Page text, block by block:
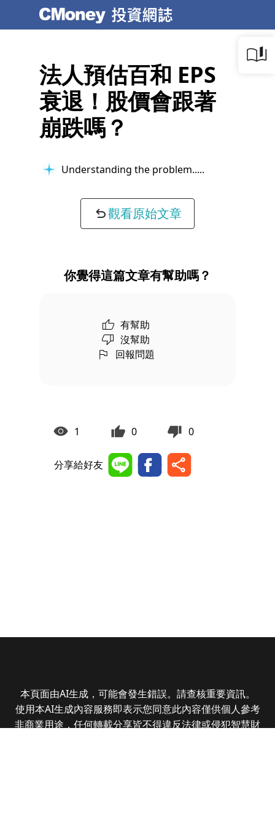
法人預估百和 EPS
衰退！股價會跟著
崩跌嗎？
Understanding the problem...
觀看原始文章
你覺得這篇文章有幫助嗎？
有幫助
沒幫助
回報問題
1 0 0
分享給好友
本頁面由AI生成，可能會發生錯誤。請查核重要資訊。
使用本AI生成內容服務即表示您同意此內容僅供個人參考
非商業用途，任何轉載分享皆不得違反法律或侵犯智慧財